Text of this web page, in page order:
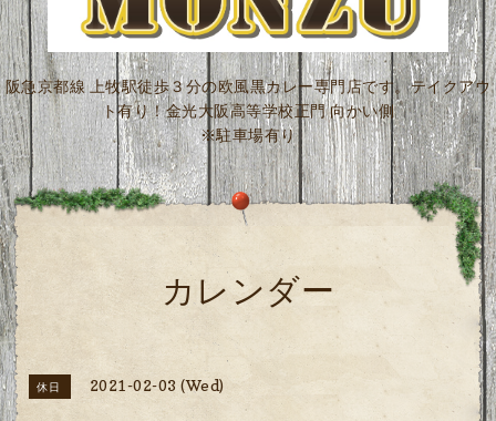
阪急京都線 上牧駅徒歩３分の欧風黒カレー専門店です。テイクアウ
ト有り！金光大阪高等学校正門 向かい側
※駐車場有り
カレンダー
休日 2021-02-03 (Wed)